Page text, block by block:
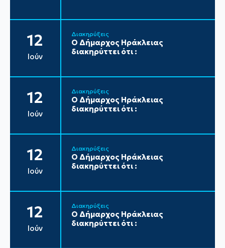
12
Ιούν
Διακηρύξεις
Ο Δήμαρχος Ηράκλειας
διακηρύττει ότι :
12
Ιούν
Διακηρύξεις
Ο Δήμαρχος Ηράκλειας
διακηρύττει ότι :
12
Ιούν
Διακηρύξεις
Ο Δήμαρχος Ηράκλειας
διακηρύττει ότι :
12
Ιούν
Διακηρύξεις
Ο Δήμαρχος Ηράκλειας
διακηρύττει ότι :